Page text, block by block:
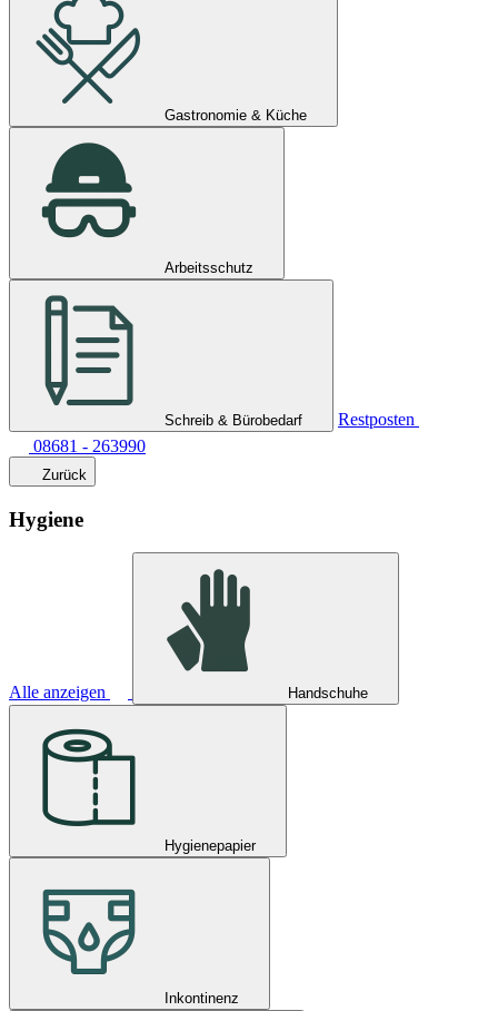
Gastronomie & Küche
Arbeitsschutz
Schreib & Bürobedarf
Restposten
08681 - 263990
Zurück
Hygiene
Alle anzeigen Handschuhe
Hygienepapier
Inkontinenz